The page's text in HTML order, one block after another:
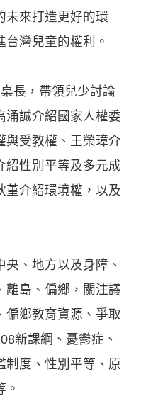
未來打造更好的環
灣兒童的權利。
長，帶領兒少討論
涌誠介紹國家人權委
與受教權、王榮璋介
紹性別平等及多元成
堇介紹環境權，以及
、地方以及身障、
離島、偏鄉，關注議
偏鄉教育資源、爭取
新課綱、憂鬱症、
制度、性別平等、原